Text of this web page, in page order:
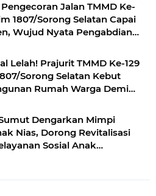
Jalan TMMD Ke-
1807/Sorong Selatan Capai
Wujud Nyata Pengabdian
Lelah! Prajurit TMMD Ke-129
Sorong Selatan Kebut
Rumah Warga Demi
Dengarkan Mimpi
Nias, Dorong Revitalisasi
Sosial Anak